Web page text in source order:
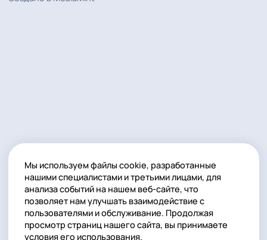
info@smartlamps.ru
ЗАКАЗАТЬ КОНСУЛЬТАЦИЮ
ИНН: 7716244561
ОГРН: 1157746224074